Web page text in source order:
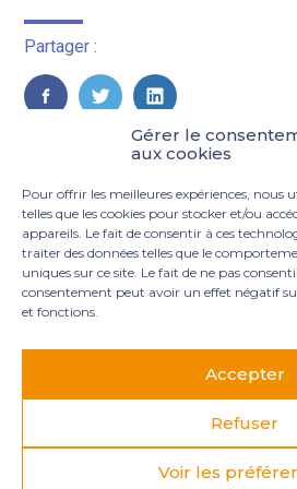
Gérer le
aux cookies
Pour offrir les meilleures expériences, nous
telles que les cookies pour stocker et/ou
appareils. Le fait de consentir à ces
traiter des données telles que le
uniques sur ce site. Le fait de ne pas
consentement peut avoir un effet négatif
et fonctions.
Accepter
Refuser
Voir les
Partager :
FaceBook
TwitterLinkedIn
Principale
3 rue Marie Dupil – La Plaine Petit
MENTIONS